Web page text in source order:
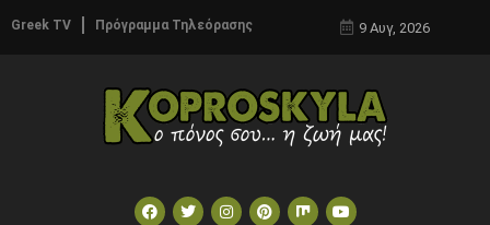
Greek TV Πρόγραμμα Τηλεόρασης 9 Αυγ, 2026